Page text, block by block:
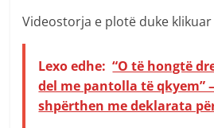
Videostorja e plotë duke klikuar
Lexo edhe: “O të hongtë
del me pantolla të qkyem”
shpërthen me deklarata